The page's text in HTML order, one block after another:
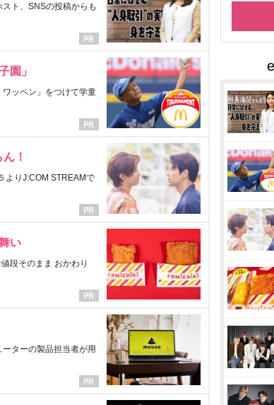
ト、SNSの投稿からも
園」
ッペン」をつけて学童
！
よりJ:COM STREAMで
い
段そのまま おかわり
ターの製品担当者が用